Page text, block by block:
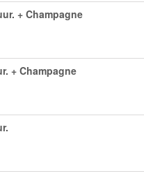
+ Champagne
+ Champagne